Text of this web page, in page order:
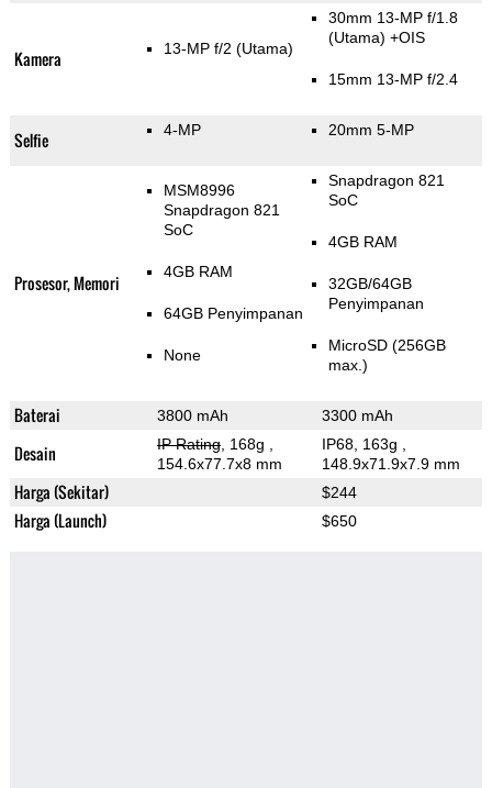
Kamera 13-MP f/2 (Utama)
30mm 13-MP f/1.8
(Utama) +OIS
15mm 13-MP f/2.4
Selfie 4-MP 20mm 5-MP
Prosesor, Memori
MSM8996
Snapdragon 821
SoC
4GB RAM
64GB Penyimpanan
None
Snapdragon 821
SoC
4GB RAM
32GB/64GB
Penyimpanan
MicroSD (256GB
max.)
Baterai 3800 mAh 3300 mAh
Desain IP Rating, 168g
154.6x77.7x8 mm
IP68, 163g
148.9x71.9x7.9 mm
Harga (Sekitar) $244
Harga (Launch) $650